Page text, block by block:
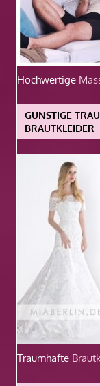
Hochwertige
GÜNSTIGE
BRAUTKLEIDER
Traumhafte